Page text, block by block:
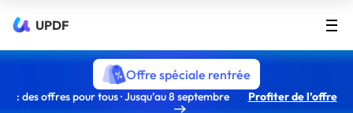
UPDF
Offre spéciale rentrée
: des offres pour tous · Jusqu’au 8 septembre Profiter de l’offre